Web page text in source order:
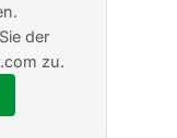
der
zu.